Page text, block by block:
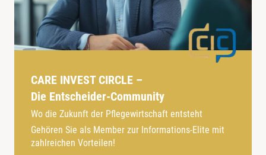
CARE INVEST CIRCLE –
Die Entscheider-Community
Wo die Zukunft der Pflegewirtschaft entsteht
Gehören Sie als Member zur Informations-Elite mit
zahlreichen Vorteilen!